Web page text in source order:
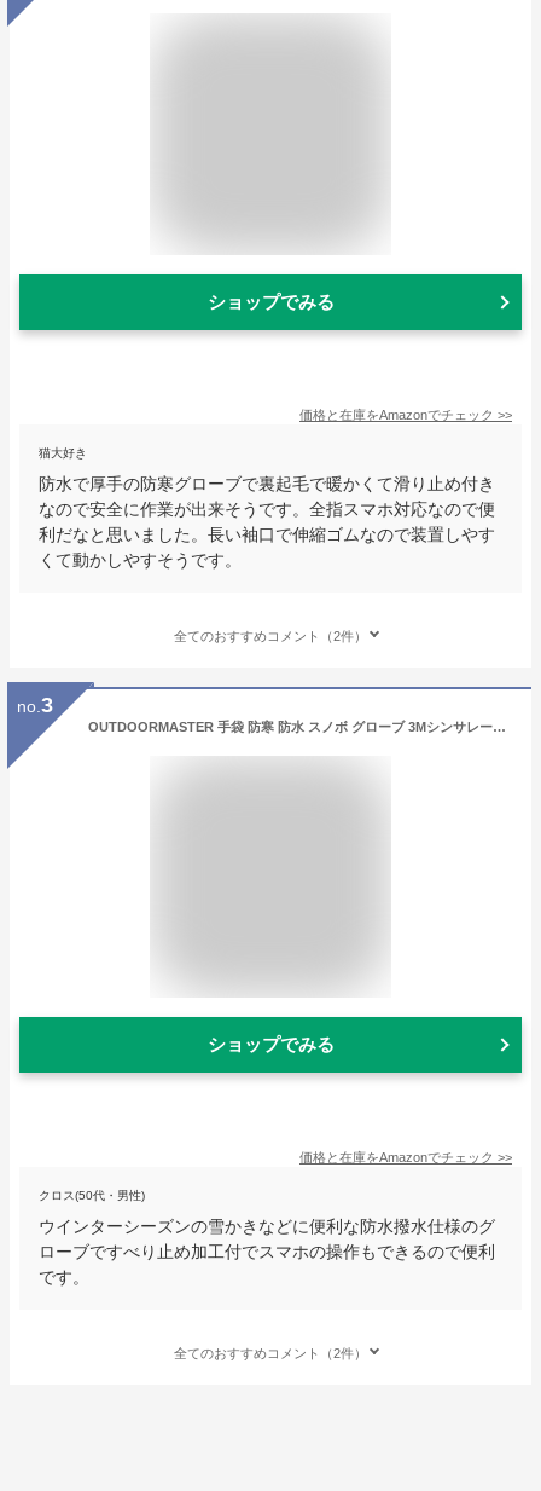
ショップでみる
価格と在庫をAmazonでチェック >>
猫大好き
防水で厚手の防寒グローブで裏起毛で暖かくて滑り止め付き
なので安全に作業が出来そうです。全指スマホ対応なので便
利だなと思いました。長い袖口で伸縮ゴムなので装置しやす
くて動かしやすそうです。
全てのおすすめコメント（2件）
no. 3
OUTDOORMASTER 手袋 防寒 防水 スノボ グローブ 3Mシンサレート 手袋 メンズ レディース スキー グローブ 防寒 スノーボード グローブ 撥水加工 スマホ対応 滑り止め 紛失防止 防風 厚手 通気性 スキー 手袋 S/M/L
ショップでみる
価格と在庫をAmazonでチェック >>
クロス(50代・男性)
ウインターシーズンの雪かきなどに便利な防水撥水仕様のグ
ローブですべり止め加工付でスマホの操作もできるので便利
です。
全てのおすすめコメント（2件）